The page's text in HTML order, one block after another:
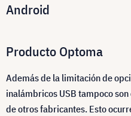
Android
Producto Optoma
Además de la limitación de
inalámbricos USB tampoco
de otros fabricantes. Esto